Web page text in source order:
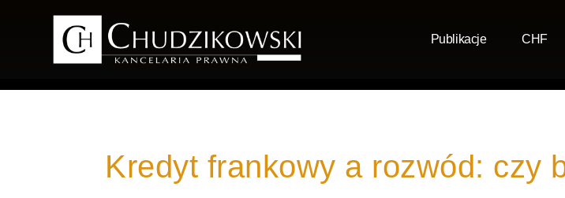
Publikacje CHF
Kredyt frankowy a rozwód: czy